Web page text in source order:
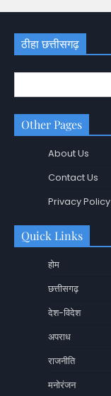
ठीहा छत्तीसगढ़
Other Pages
About Us
Contact Us
Privacy Policy
Quick Links
होम
छत्तीसगढ़
देश-विदेश
अपराध
राजनीति
मनोरंजन